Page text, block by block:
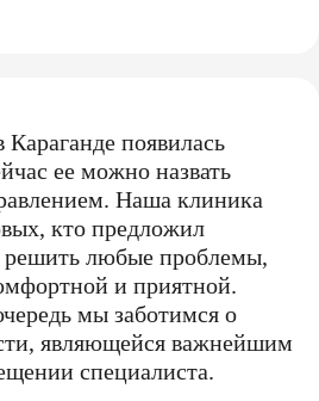
появилась
ее можно назвать
Наша клиника
кто предложил
любые проблемы,
и приятной.
мы заботимся о
являющейся важнейшим
специалиста.